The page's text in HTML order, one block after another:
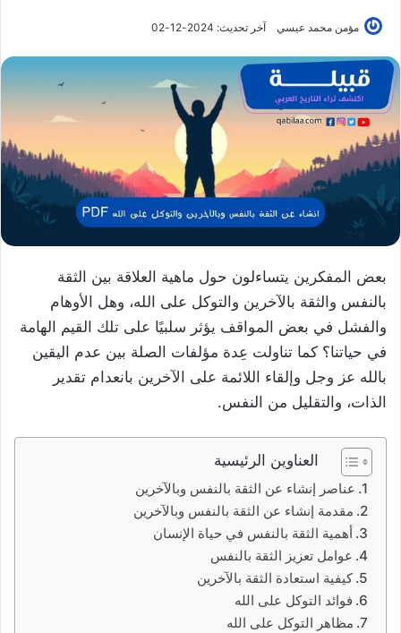
مؤمن محمد عيسي آخر تحديث: 2024-12-02
بعض المفكرين يتساءلون حول ماهية العلاقة بين الثقة
بالنفس والثقة بالآخرين والتوكل على الله، وهل الأوهام
والفشل في بعض المواقف يؤثر سلبيًا على تلك القيم الهامة
في حياتنا؟ كما تناولت عِدة مؤلفات الصلة بين عدم اليقين
بالله عز وجل وإلقاء اللائمة على الآخرين بانعدام تقدير
الذات، والتقليل من النفس.
العناوين الرئيسية
عناصر إنشاء عن الثقة بالنفس وبالآخرين
مقدمة إنشاء عن الثقة بالنفس وبالآخرين
أهمية الثقة بالنفس في حياة الإنسان
عوامل تعزيز الثقة بالنفس
كيفية استعادة الثقة بالآخرين
فوائد التوكل على الله
مظاهر التوكل على الله